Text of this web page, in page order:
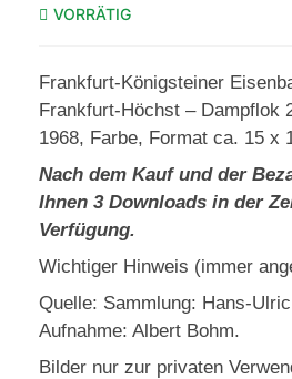
VORRÄTIG
Frankfurt-Königsteiner
Frankfurt-Höchst – Dampflok
1968, Farbe, Format ca. 15 x
Nach dem Kauf und der
Ihnen 3 Downloads in der
Verfügung.
Wichtiger Hinweis (immer
Quelle: Sammlung: Hans-
Aufnahme: Albert Bohm.
Bilder nur zur privaten